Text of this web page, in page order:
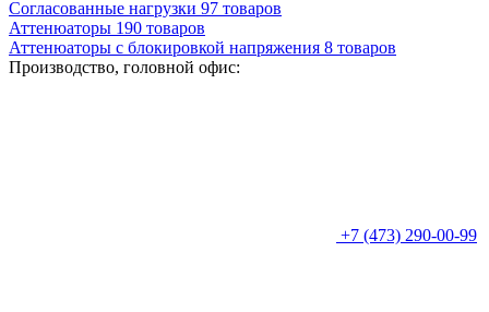
Согласованные нагрузки 97 товаров
Аттенюаторы 190 товаров
Аттенюаторы с блокировкой напряжения 8 товаров
Производство, головной офис:
+7 (473) 290-00-99